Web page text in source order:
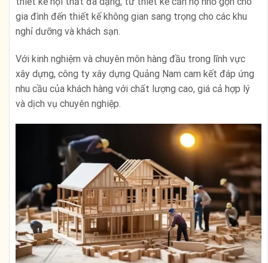
gia đình đến thiết kế không gian sang trọng cho các khu
nghỉ dưỡng và khách sạn.
Với kinh nghiệm và chuyên môn hàng đầu trong lĩnh vực
xây dựng, công ty xây dựng Quảng Nam cam kết đáp ứng
nhu cầu của khách hàng với chất lượng cao, giá cả hợp lý
và dịch vụ chuyên nghiệp.